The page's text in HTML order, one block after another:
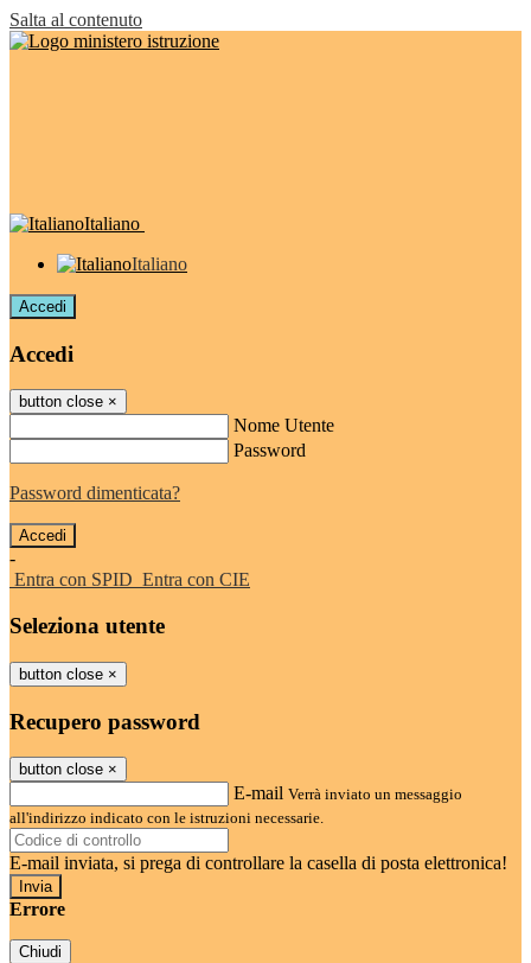
Salta al contenuto
Italiano
Italiano
Accedi
Accedi
button close ×
Nome Utente
Password
Password dimenticata?
-
Entra con SPID Entra con CIE
Seleziona utente
button close ×
Recupero password
button close ×
E-mail Verrà inviato un messaggio
all'indirizzo indicato con le istruzioni necessarie.
E-mail inviata, si prega di controllare la casella di posta elettronica!
Errore
Chiudi